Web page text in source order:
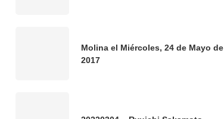
Molina el Miércoles, 24 de Mayo de
2017